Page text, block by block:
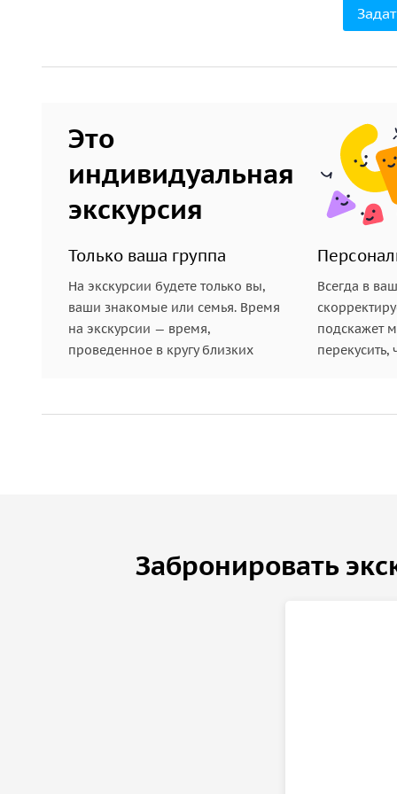
Аудиогиды работают с использованием
Возьмите с собой на экскурсию наушники и
Это
индивидуальная
экскурсия
Только ваша группа
На экскурсии будете только вы,
ваши знакомые или семья. Время
на экскурсии — время,
проведенное в кругу близких
Всегда в
подскажет
перекусить,
Забронировать